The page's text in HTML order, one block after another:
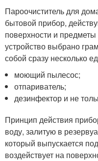
Пароочиститель для
бытовой прибор,
поверхности и
устройство выбрано
собой сразу несколько
моющий пылесос;
отпариватель;
дезинфектор и не
Принцип действия
воду, залитую в
который выпускается
воздействует на